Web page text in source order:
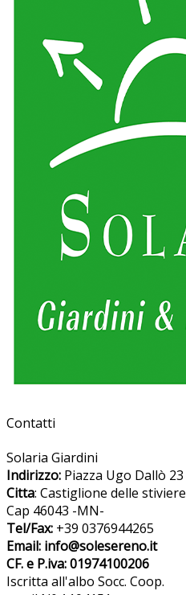
Contatti
Solaria Giardini
Indirizzo: Piazza Ugo Dallò 23
Citta: Castiglione delle stiviere
Cap 46043 -MN-
Tel/Fax: +39 0376944265
Email: info@solesereno.it
CF. e P.iva: 01974100206
Iscritta all'albo Socc. Coop.